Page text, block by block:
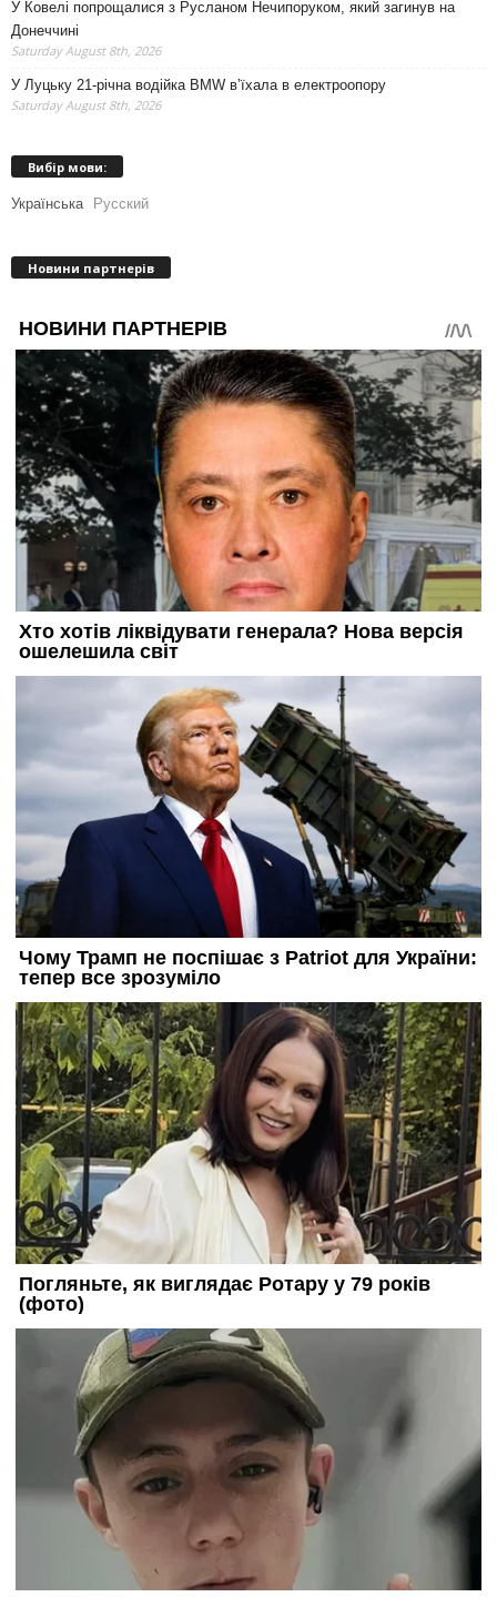
У Ковелі попрощалися з Русланом Нечипоруком, який загинув на
Донеччині
Saturday August 8th, 2026
У Луцьку 21-річна водійка BMW в’їхала в електроопору
Saturday August 8th, 2026
Вибір мови:
Українська Русский
Новини партнерів